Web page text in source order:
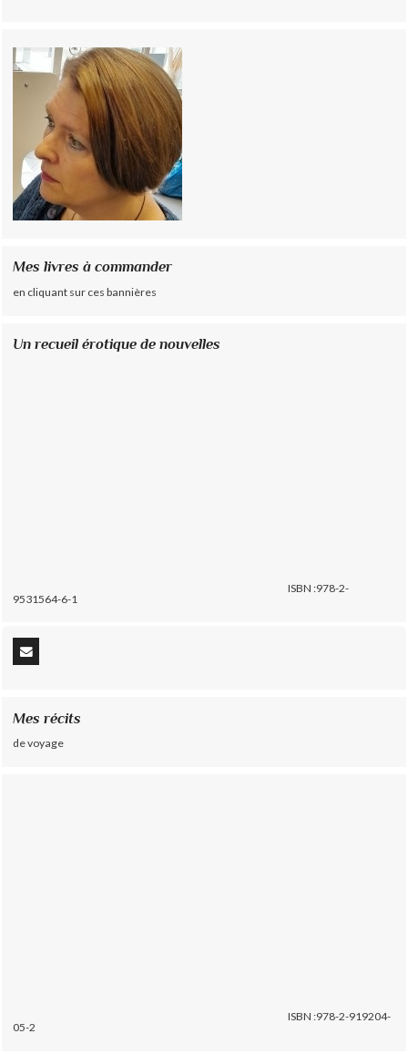
Mes livres à commander
en cliquant sur ces bannières
Un recueil érotique de nouvelles
ISBN :978-2-
9531564-6-1
Mes récits
de voyage
ISBN :978-2-919204-
05-2